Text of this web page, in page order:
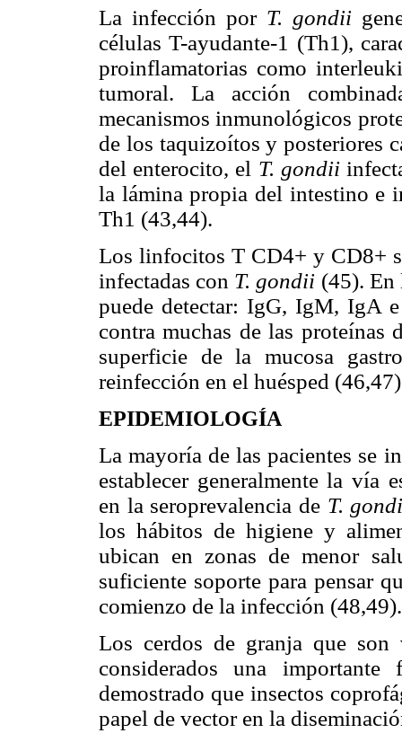
La infección por T. gondii
células T-ayudante-1 (Th1),
proinflamatorias como
tumoral. La acción
mecanismos inmunológicos
de los taquizoítos y posteriores
del enterocito, el T. gondii
la lámina propia del intestino e
Th1 (43,44).
Los linfocitos T CD4+ y CD8+
infectadas con T. gondii (45). En
puede detectar: IgG, IgM, IgA
contra muchas de las proteínas
superficie de la mucosa
reinfección en el huésped
EPIDEMIOLOGÍA
La mayoría de las pacientes se
establecer generalmente la vía
en la seroprevalencia de T.
los hábitos de higiene y
ubican en zonas de menor
suficiente soporte para pensar
comienzo de la infección (48,49).
Los cerdos de granja que son
considerados una
demostrado que insectos
papel de vector en la